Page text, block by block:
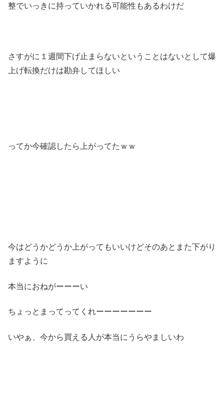
整でいっきに持っていかれる可能性もあるわけだ
さすがに１週間下げ止まらないということはないとして爆
上げ転換だけは勘弁してほしい
ってか今確認したら上がってたｗｗ
今はどうかどうか上がってもいいけどそのあとまた下がり
ますように
本当におねがーーーい
ちょっとまってってくれーーーーーーー
いやぁ、今から買える人が本当にうらやましいわ